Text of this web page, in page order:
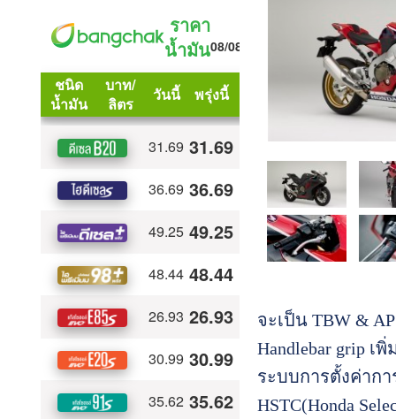
จะเป็น TBW &
Handlebar grip
ระบบการตั้งค่าก
HSTC(Honda